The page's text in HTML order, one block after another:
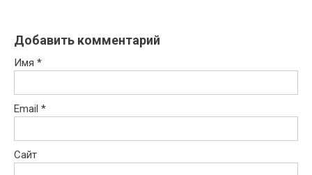
Добавить комментарий
Имя *
Email *
Сайт